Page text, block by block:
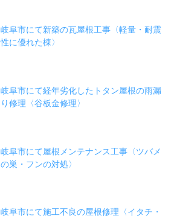
岐阜市にて新築の瓦屋根工事〈軽量・耐震
性に優れた棟〉
岐阜市にて経年劣化したトタン屋根の雨漏
り修理〈谷板金修理〉
岐阜市にて屋根メンテナンス工事〈ツバメ
の巣・フンの対処〉
岐阜市にて施工不良の屋根修理〈イタチ・